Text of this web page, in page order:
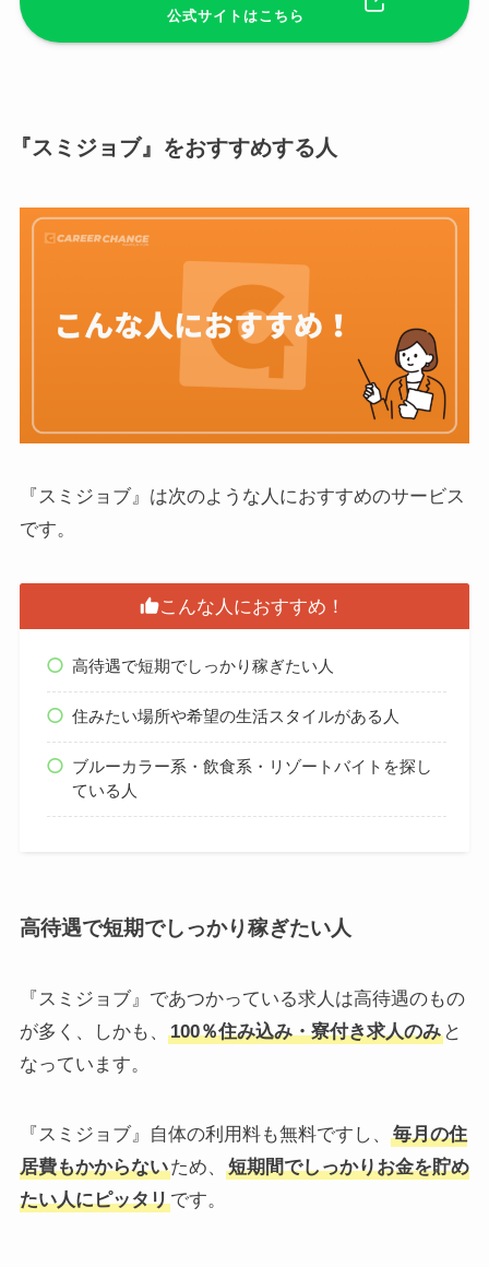
公式サイトはこちら
『スミジョブ』をおすすめする人
『スミジョブ』は次のような人におすすめのサービス
です。
こんな人におすすめ！
高待遇で短期でしっかり稼ぎたい人
住みたい場所や希望の生活スタイルがある人
ブルーカラー系・飲食系・リゾートバイトを探し
ている人
高待遇で短期でしっかり稼ぎたい人
『スミジョブ』であつかっている求人は高待遇のもの
が多く、しかも、
100％住み込み・寮付き求人のみと
なっています。
『スミジョブ』自体の利用料も無料ですし、
毎月の住
居費もかからないため、
短期間でしっかりお金を貯め
たい人にピッタリです。